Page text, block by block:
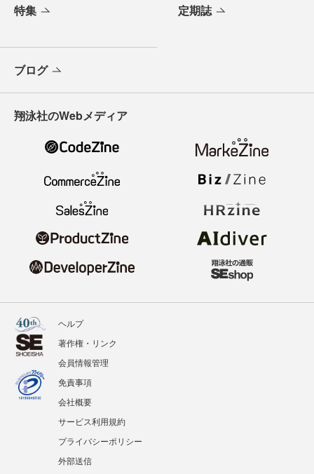
特集 定期誌
ブログ
翔泳社のWebメディア
ヘルプ
著作権・リンク
会員情報管理
免責事項
会社概要
サービス利用規約
プライバシーポリシー
外部送信